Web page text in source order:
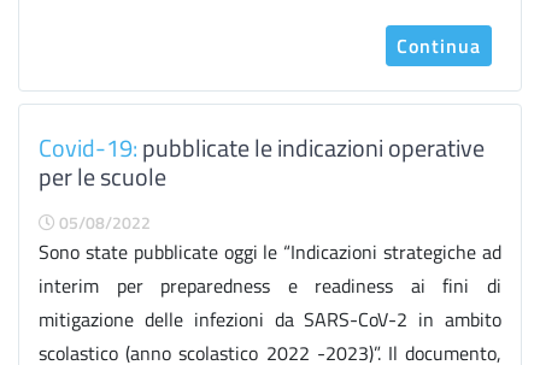
Continua
Covid-19:pubblicate le indicazioni operative
per le scuole
05/08/2022
Sono state pubblicate oggi le “Indicazioni strategiche ad
interim per preparedness e readiness ai fini di
mitigazione delle infezioni da SARS-CoV-2 in ambito
scolastico (anno scolastico 2022 -2023)”. Il documento,